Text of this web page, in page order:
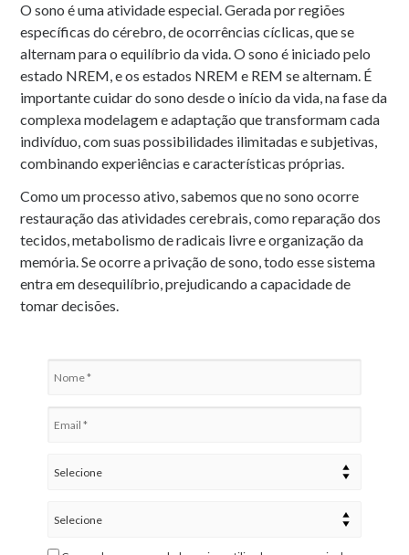
O sono é uma atividade especial. Gerada por regiões
específicas do cérebro, de ocorrências cíclicas, que se
alternam para o equilíbrio da vida. O sono é iniciado pelo
estado NREM, e os estados NREM e REM se alternam. É
importante cuidar do sono desde o início da vida, na fase da
complexa modelagem e adaptação que transformam cada
indivíduo, com suas possibilidades ilimitadas e subjetivas,
combinando experiências e características próprias.
Como um processo ativo, sabemos que no sono ocorre
restauração das atividades cerebrais, como reparação dos
tecidos, metabolismo de radicais livre e organização da
memória. Se ocorre a privação de sono, todo esse sistema
entra em desequilíbrio, prejudicando a capacidade de
tomar decisões.